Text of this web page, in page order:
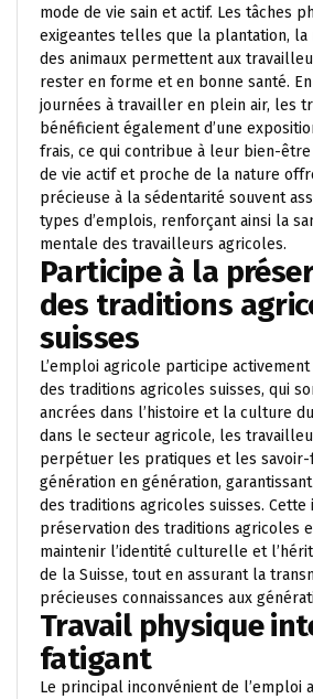
mode de vie sain et actif. Les tâches
exigeantes telles que la plantation,
des animaux permettent aux
rester en forme et en bonne santé.
journées à travailler en plein air, les
bénéficient également d’une
frais, ce qui contribue à leur bien-être
de vie actif et proche de la nature
précieuse à la sédentarité souvent
types d’emplois, renforçant ainsi la
mentale des travailleurs agricoles.
Participe à la
des traditions
suisses
L’emploi agricole participe
des traditions agricoles suisses, qui
ancrées dans l’histoire et la culture
dans le secteur agricole, les
perpétuer les pratiques et les savoir-
génération en génération,
des traditions agricoles suisses.
préservation des traditions agricoles
maintenir l’identité culturelle et
de la Suisse, tout en assurant la
précieuses connaissances aux
Travail physique
fatigant
Le principal inconvénient de l’emploi